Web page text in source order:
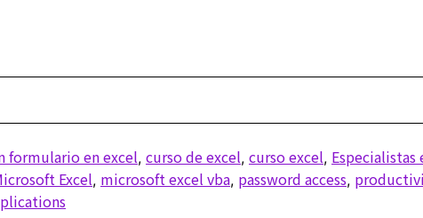
formulario en excel, curso de excel, curso excel, Especialistas
Excel, microsoft excel vba, password access,